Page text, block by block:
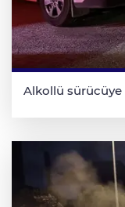
Alkollü sürücüye